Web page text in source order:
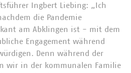
Ingbert Liebing: „Ich
die Pandemie
am Abklingen ist - mit dem
Engagement während
Denn während der
wir in der kommunalen Familie